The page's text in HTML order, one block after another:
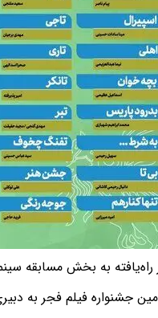
راه‌یافته به بخش مسابقه
فیلم فجر به دبیری منوچهر شاهسواری